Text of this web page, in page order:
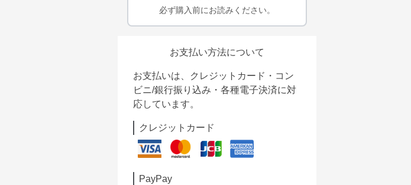
必ず購入前にお読みください。
お支払い方法について
お支払いは、クレジットカード・コン
ビニ/銀行振り込み・各種電子決済に対
応しています。
クレジットカード
PayPay